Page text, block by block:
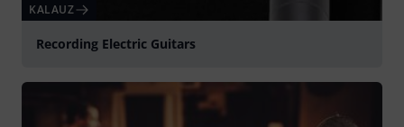
KALAUZ
Recording Electric Guitars